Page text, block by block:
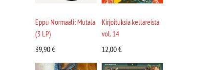
Eppu Normaali: Mutala
(3 LP)
39,90€
Kirjoituksia kellareista
vol. 14
12,00€